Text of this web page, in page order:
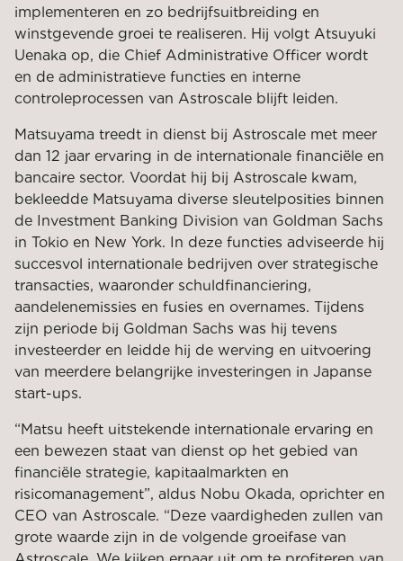
implementeren en zo bedrijfsuitbreiding en
winstgevende groei te realiseren. Hij volgt Atsuyuki
Uenaka op, die Chief Administrative Officer wordt
en de administratieve functies en interne
controleprocessen van Astroscale blijft leiden.
Matsuyama treedt in dienst bij Astroscale met meer
dan 12 jaar ervaring in de internationale financiële en
bancaire sector. Voordat hij bij Astroscale kwam,
bekleedde Matsuyama diverse sleutelposities binnen
de Investment Banking Division van Goldman Sachs
in Tokio en New York. In deze functies adviseerde hij
succesvol internationale bedrijven over strategische
transacties, waaronder schuldfinanciering,
aandelenemissies en fusies en overnames. Tijdens
zijn periode bij Goldman Sachs was hij tevens
investeerder en leidde hij de werving en uitvoering
van meerdere belangrijke investeringen in Japanse
start-ups.
“Matsu heeft uitstekende internationale ervaring en
een bewezen staat van dienst op het gebied van
financiële strategie, kapitaalmarkten en
risicomanagement”, aldus Nobu Okada, oprichter en
CEO van Astroscale. “Deze vaardigheden zullen van
grote waarde zijn in de volgende groeifase van